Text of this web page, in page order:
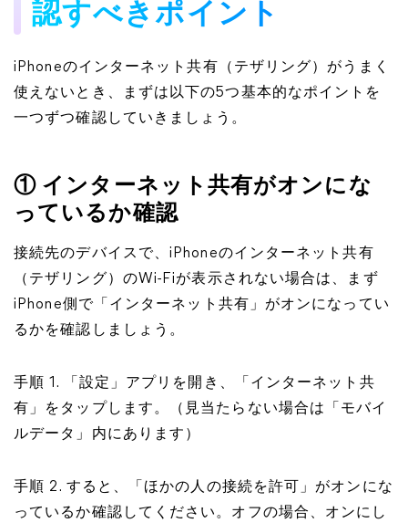
認すべきポイント
iPhoneのインターネット共有（テザリング）がうまく
使えないとき、まずは以下の5つ基本的なポイントを
一つずつ確認していきましょう。
① インターネット共有がオンにな
っているか確認
接続先のデバイスで、iPhoneのインターネット共有
（テザリング）のWi-Fiが表示されない場合は、まず
iPhone側で「インターネット共有」がオンになってい
るかを確認しましょう。
手順 1. 「設定」アプリを開き、「インターネット共
有」をタップします。（見当たらない場合は「モバイ
ルデータ」内にあります）
手順 2. すると、「ほかの人の接続を許可」がオンにな
っているか確認してください。オフの場合、オンにし